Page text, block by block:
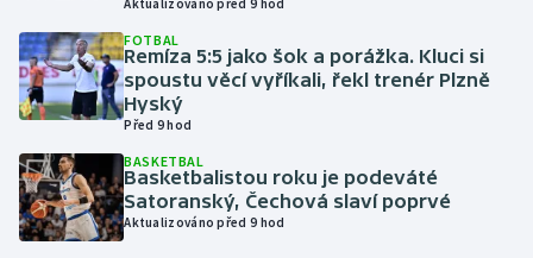
Krasobruslení
Lezení
Lyže a snowboard
Moderní pětiboj
FOTBAL
Remíza 5:5 jako šok a porážka. Kluci si
spoustu věcí vyříkali, řekl trenér Plzně
Hyský
Před 9 hod
BASKETBAL
Basketbalistou roku je podeváté
Satoranský, Čechová slaví poprvé
Aktualizováno před 9 hod